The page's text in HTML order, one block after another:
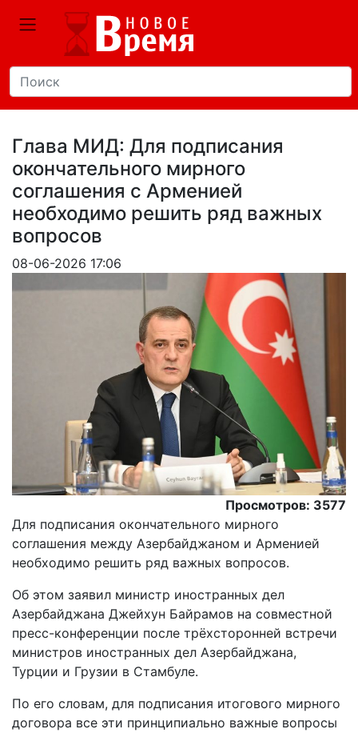
Глава МИД: Для подписания
окончательного мирного
соглашения с Арменией
необходимо решить ряд важных
вопросов
08-06-2026 17:06
Просмотров: 3577
Для подписания окончательного мирного
соглашения между Азербайджаном и Арменией
необходимо решить ряд важных вопросов.
Oб этом заявил министр иностранных дел
Азербайджана Джейхун Байрамов на совместной
пресс-конференции после трёхсторонней встречи
министров иностранных дел Азербайджана,
Турции и Грузии в Стамбуле.
По его словам, для подписания итогового мирного
договора все эти принципиально важные вопросы